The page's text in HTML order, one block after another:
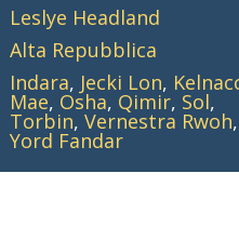
Leslye Headland
Alta Repubblica
Indara, Jecki Lon,
Mae, Osha, Qimir, Sol,
Torbin, Vernestra Rwoh,
Yord Fandar